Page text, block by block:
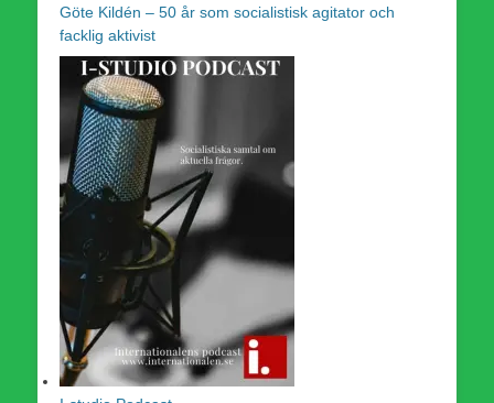
Göte Kildén – 50 år som socialistisk agitator och
facklig aktivist